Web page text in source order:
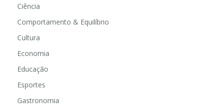
Ciência
Comportamento & Equilíbrio
Cultura
Economia
Educação
Esportes
Gastronomia